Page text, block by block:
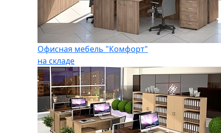
Офисная мебель "Комфорт"
на складе